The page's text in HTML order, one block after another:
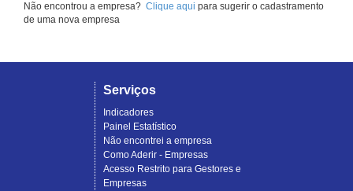
Não encontrou a empresa? Clique aqui para sugerir o cadastramento
de uma nova empresa
Serviços
Indicadores
Painel Estatístico
Não encontrei a empresa
Como Aderir - Empresas
Acesso Restrito para Gestores e
Empresas